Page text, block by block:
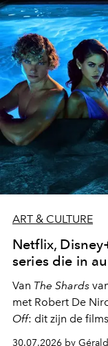
moment van
ART & CULTURE
Netflix,
series die in
Van The Shards
met Robert De
Off: dit zijn de
30.07.2026 by